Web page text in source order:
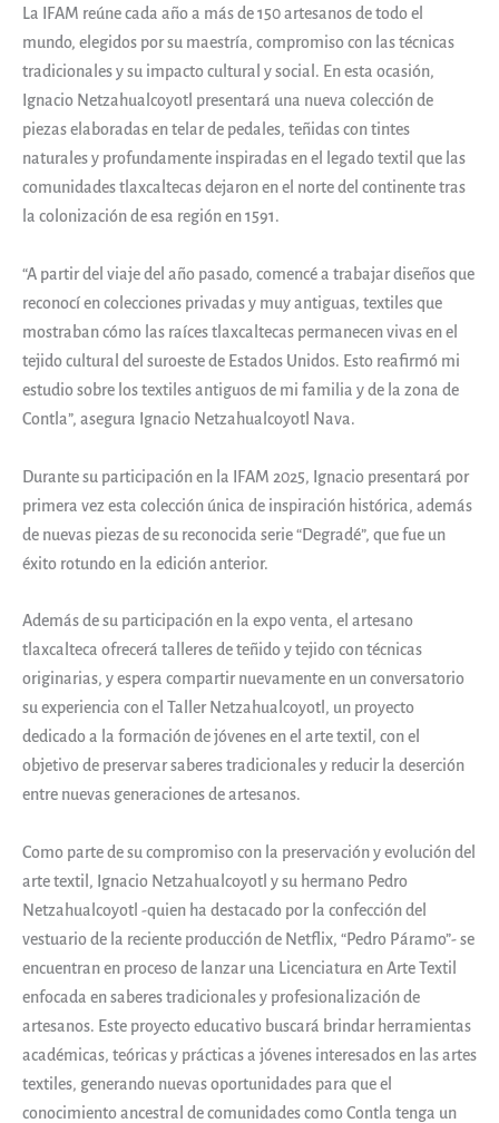
La IFAM reúne cada año a más de 150 artesanos de todo el
mundo, elegidos por su maestría, compromiso con las técnicas
tradicionales y su impacto cultural y social. En esta ocasión,
Ignacio Netzahualcoyotl presentará una nueva colección de
piezas elaboradas en telar de pedales, teñidas con tintes
naturales y profundamente inspiradas en el legado textil que las
comunidades tlaxcaltecas dejaron en el norte del continente tras
la colonización de esa región en 1591.
“A partir del viaje del año pasado, comencé a trabajar diseños que
reconocí en colecciones privadas y muy antiguas, textiles que
mostraban cómo las raíces tlaxcaltecas permanecen vivas en el
tejido cultural del suroeste de Estados Unidos. Esto reafirmó mi
estudio sobre los textiles antiguos de mi familia y de la zona de
Contla”, asegura Ignacio Netzahualcoyotl Nava.
Durante su participación en la IFAM 2025, Ignacio presentará por
primera vez esta colección única de inspiración histórica, además
de nuevas piezas de su reconocida serie “Degradé”, que fue un
éxito rotundo en la edición anterior.
Además de su participación en la expo venta, el artesano
tlaxcalteca ofrecerá talleres de teñido y tejido con técnicas
originarias, y espera compartir nuevamente en un conversatorio
su experiencia con el Taller Netzahualcoyotl, un proyecto
dedicado a la formación de jóvenes en el arte textil, con el
objetivo de preservar saberes tradicionales y reducir la deserción
entre nuevas generaciones de artesanos.
Como parte de su compromiso con la preservación y evolución del
arte textil, Ignacio Netzahualcoyotl y su hermano Pedro
Netzahualcoyotl -quien ha destacado por la confección del
vestuario de la reciente producción de Netflix, “Pedro Páramo”- se
encuentran en proceso de lanzar una Licenciatura en Arte Textil
enfocada en saberes tradicionales y profesionalización de
artesanos. Este proyecto educativo buscará brindar herramientas
académicas, teóricas y prácticas a jóvenes interesados en las artes
textiles, generando nuevas oportunidades para que el
conocimiento ancestral de comunidades como Contla tenga un